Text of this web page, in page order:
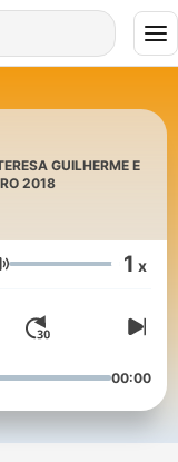
GUILHERME E
2018
Głośność 1 x
00:00